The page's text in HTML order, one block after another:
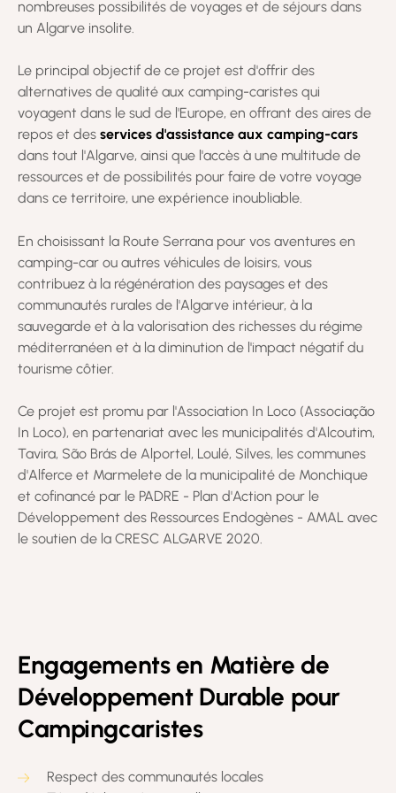
nombreuses possibilités de voyages et de séjours dans
un Algarve insolite.
Le principal objectif de ce projet est d'offrir des
alternatives de qualité aux camping-caristes qui
voyagent dans le sud de l'Europe, en offrant des aires de
repos et des services d'assistance aux camping-cars
dans tout l'Algarve, ainsi que l'accès à une multitude de
ressources et de possibilités pour faire de votre voyage
dans ce territoire, une expérience inoubliable.
En choisissant la Route Serrana pour vos aventures en
camping-car ou autres véhicules de loisirs, vous
contribuez à la régénération des paysages et des
communautés rurales de l'Algarve intérieur, à la
sauvegarde et à la valorisation des richesses du régime
méditerranéen et à la diminution de l'impact négatif du
tourisme côtier.
Ce projet est promu par l'Association In Loco (Associação
In Loco), en partenariat avec les municipalités d'Alcoutim,
Tavira, São Brás de Alportel, Loulé, Silves, les communes
d'Alferce et Marmelete de la municipalité de Monchique
et cofinancé par le PADRE - Plan d'Action pour le
Développement des Ressources Endogènes - AMAL avec
le soutien de la CRESC ALGARVE 2020.
Engagements en Matière de
Développement Durable pour
Campingcaristes
Respect des communautés locales